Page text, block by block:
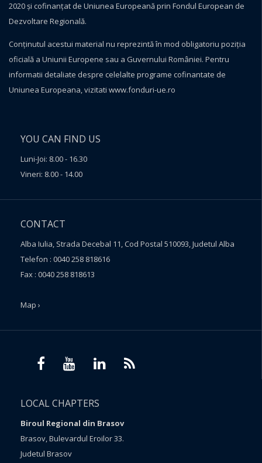
2020 și cofinanțat de Uniunea Europeană prin Fondul European de
Dezvoltare Regională.
Conţinutul acestui material nu reprezintă în mod obligatoriu poziţia
oficială a Uniunii Europene sau a Guvernului României. Pentru
informatii detaliate despre celelalte programe cofinantate de
Uniunea Europeana, vizitati www.fonduri-ue.ro
YOU CAN FIND US
Luni-Joi: 8.00 - 16.30
Vineri: 8.00 - 14.00
CONTACT
Alba Iulia, Strada Decebal 11, Cod Postal 510093, Judetul Alba
Telefon : 0040 258 818616
Fax : 0040 258 818613
Map ›
LOCAL CHAPTERS
Biroul Regional din Brasov
Brasov, Bulevardul Eroilor 33.
Judetul Brasov